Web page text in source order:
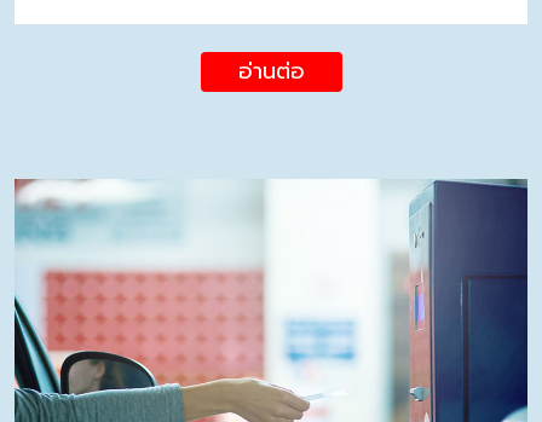
อ่านต่อ